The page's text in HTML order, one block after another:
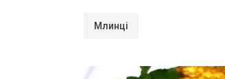
Млинці